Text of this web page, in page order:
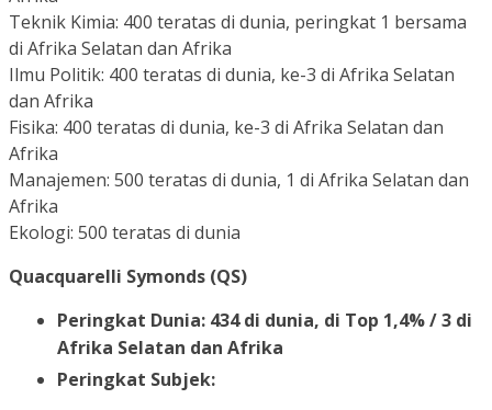
Teknik Kimia: 400 teratas di dunia, peringkat 1 bersama
di Afrika Selatan dan Afrika
Ilmu Politik: 400 teratas di dunia, ke-3 di Afrika Selatan
dan Afrika
Fisika: 400 teratas di dunia, ke-3 di Afrika Selatan dan
Afrika
Manajemen: 500 teratas di dunia, 1 di Afrika Selatan dan
Afrika
Ekologi: 500 teratas di dunia
Quacquarelli Symonds (QS)
Peringkat Dunia: 434 di dunia, di Top 1,4% / 3 di
Afrika Selatan dan Afrika
Peringkat Subjek: